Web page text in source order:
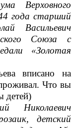
Верховного
года старший
Васильевич
Союза с
«Золотая
вписано на
Что вы
детей)
Николаевич
детский